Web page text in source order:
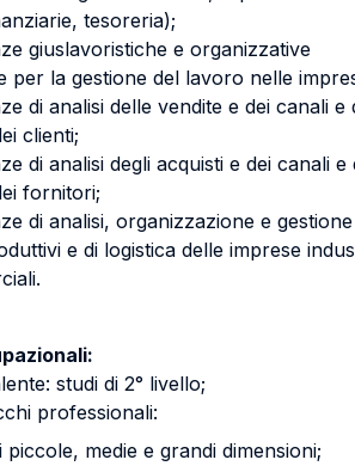
tesoreria);
giuslavoristiche e organizzative
per la gestione del lavoro nelle
di analisi delle vendite e dei canali e
clienti;
di analisi degli acquisti e dei canali e
fornitori;
di analisi, organizzazione e
e di logistica delle imprese
studi di 2° livello;
professionali:
piccole, medie e grandi dimensioni;